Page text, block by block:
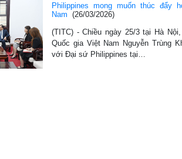
Philippines mong muốn thúc
Nam (26/03/2026)
(TITC) - Chiều ngày 25/3 tại Hà
Quốc gia Việt Nam Nguyễn Trùng
với Đại sứ Philippines tại…